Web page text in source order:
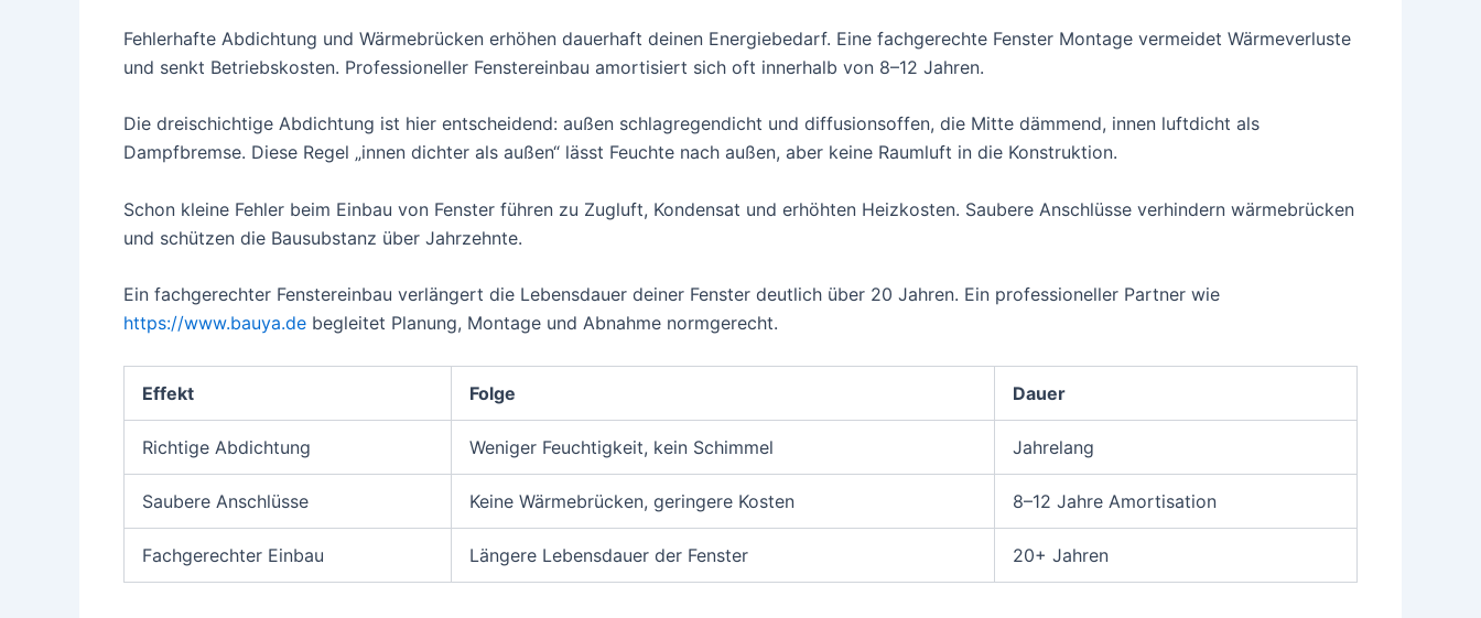
Fehlerhafte Abdichtung und Wärmebrücken erhöhen dauerhaft deinen Energiebedarf. Eine fachgerechte Fenster Montage vermeidet Wärmeverluste
und senkt Betriebskosten. Professioneller Fenstereinbau amortisiert sich oft innerhalb von 8–12 Jahren.
Die dreischichtige Abdichtung ist hier entscheidend: außen schlagregendicht und diffusionsoffen, die Mitte dämmend, innen luftdicht als
Dampfbremse. Diese Regel „innen dichter als außen“ lässt Feuchte nach außen, aber keine Raumluft in die Konstruktion.
Schon kleine Fehler beim Einbau von Fenster führen zu Zugluft, Kondensat und erhöhten Heizkosten. Saubere Anschlüsse verhindern wärmebrücken
und schützen die Bausubstanz über Jahrzehnte.
Ein fachgerechter Fenstereinbau verlängert die Lebensdauer deiner Fenster deutlich über 20 Jahren. Ein professioneller Partner wie
https://www.bauya.de begleitet Planung, Montage und Abnahme normgerecht.
Effekt Folge Dauer
Richtige Abdichtung Weniger Feuchtigkeit, kein Schimmel Jahrelang
Saubere Anschlüsse Keine Wärmebrücken, geringere Kosten 8–12 Jahre Amortisation
Fachgerechter Einbau Längere Lebensdauer der Fenster 20+ Jahren